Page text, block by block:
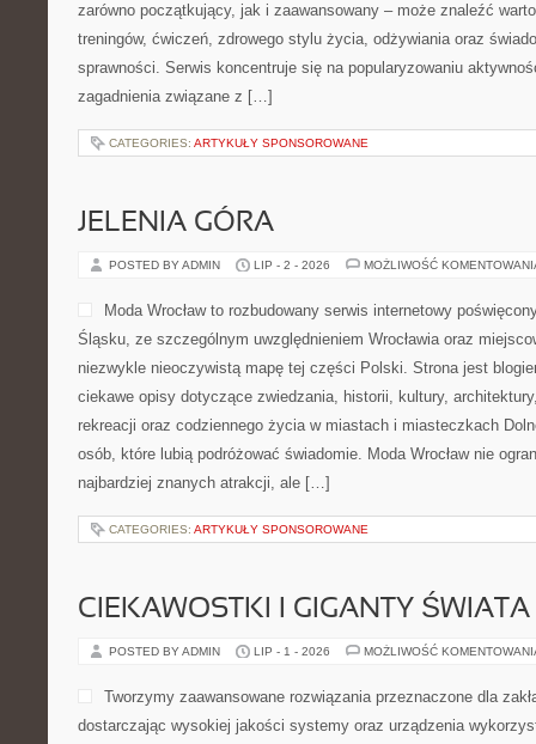
zarówno początkujący, jak i zaawansowany – może znaleźć
treningów, ćwiczeń, zdrowego stylu życia, odżywiania oraz
sprawności. Serwis koncentruje się na popularyzowaniu
zagadnienia związane z […]
CATEGORIES: ARTYKUŁY SPONSOROWANE
JELENIA GÓRA
POSTED BY ADMIN LIP - 2 - 2026 MOŻLIWOŚĆ
Moda Wrocław to rozbudowany serwis internetowy
Śląsku, ze szczególnym uwzględnieniem Wrocławia oraz
niezwykle nieoczywistą mapę tej części Polski. Strona jest
ciekawe opisy dotyczące zwiedzania, historii, kultury,
rekreacji oraz codziennego życia w miastach i miasteczkach
osób, które lubią podróżować świadomie. Moda Wrocław nie
najbardziej znanych atrakcji, ale […]
CATEGORIES: ARTYKUŁY SPONSOROWANE
CIEKAWOSTKI I GIGANTY ŚWIATA
POSTED BY ADMIN LIP - 1 - 2026 MOŻLIWOŚĆ
Tworzymy zaawansowane rozwiązania przeznaczone dla
dostarczając wysokiej jakości systemy oraz urządzenia